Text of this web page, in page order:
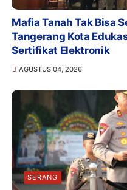
Mafia Tanah Tak Bisa
Tangerang Kota
Sertifikat Elektronik
AGUSTUS 04, 2026
SERANG